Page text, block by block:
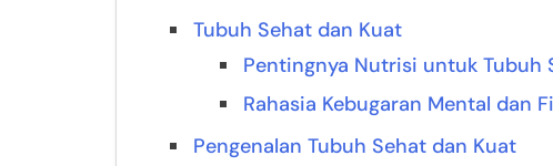
Tubuh Sehat dan Kuat
Pentingnya Nutrisi untuk Tubuh
Rahasia Kebugaran Mental dan
Pengenalan Tubuh Sehat dan Kuat